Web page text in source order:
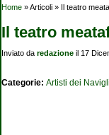
Tu sei qui
Home » Articoli » Il teatro
Il teatro
Inviato da redazione il 17
Categorie: Artisti dei Navigli